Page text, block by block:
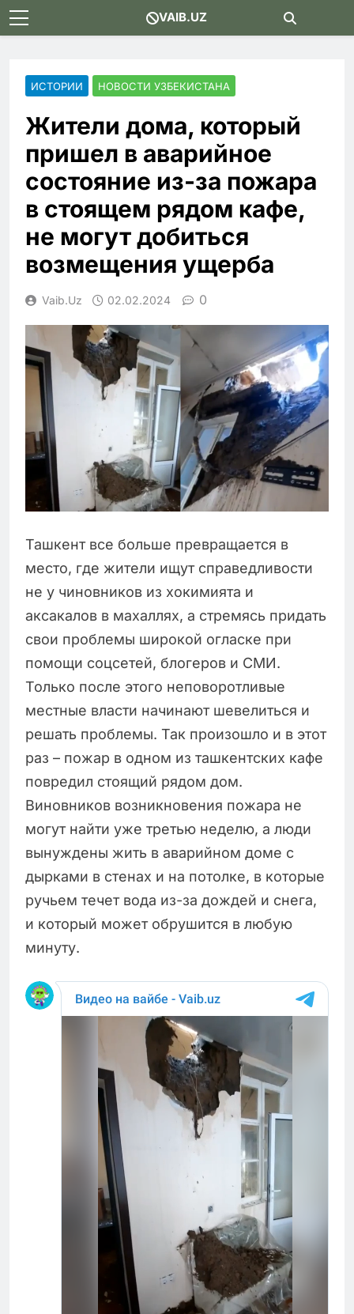
Skip
to
VAIB.UZ
ИСТОРИИ НОВОСТИ УЗБЕКИСТАНА
Жители дома, который
пришел в аварийное
состояние из-за пожара
в стоящем рядом кафе,
не могут добиться
возмещения ущерба
Vaib.uz 02.02.2024 0
Ташкент все больше превращается в
место, где жители ищут справедливости
не у чиновников из хокимията и
аксакалов в махаллях, а стремясь придать
свои проблемы широкой огласке при
помощи соцсетей, блогеров и СМИ.
Только после этого неповоротливые
местные власти начинают шевелиться и
решать проблемы. Так произошло и в этот
раз – пожар в одном из ташкентских кафе
повредил стоящий рядом дом.
Виновников возникновения пожара не
могут найти уже третью неделю, а люди
вынуждены жить в аварийном доме с
дырками в стенах и на потолке, в которые
ручьем течет вода из-за дождей и снега,
и который может обрушится в любую
минуту.